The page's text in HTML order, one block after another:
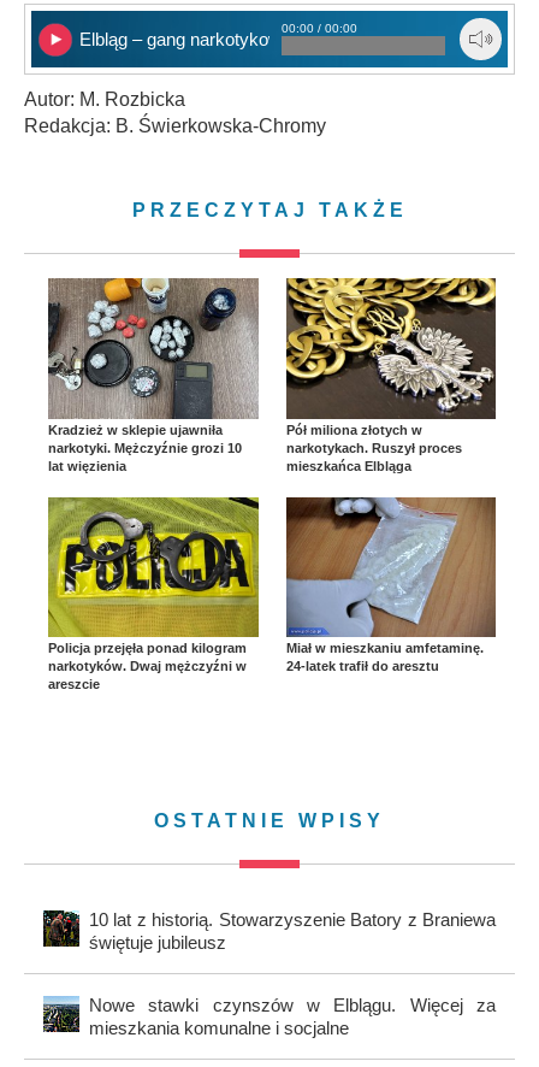
Elbląg – gang narkotykowy
00:00 / 00:00
Autor: M. Rozbicka
Redakcja: B. Świerkowska-Chromy
PRZECZYTAJ TAKŻE
Kradzież w sklepie ujawniła
narkotyki. Mężczyźnie grozi 10
lat więzienia
Pół miliona złotych w
narkotykach. Ruszył proces
mieszkańca Elbląga
Policja przejęła ponad kilogram
narkotyków. Dwaj mężczyźni w
areszcie
Miał w mieszkaniu amfetaminę.
24-latek trafił do aresztu
OSTATNIE WPISY
10 lat z historią. Stowarzyszenie Batory z Braniewa
świętuje jubileusz
Nowe stawki czynszów w Elblągu. Więcej za
mieszkania komunalne i socjalne